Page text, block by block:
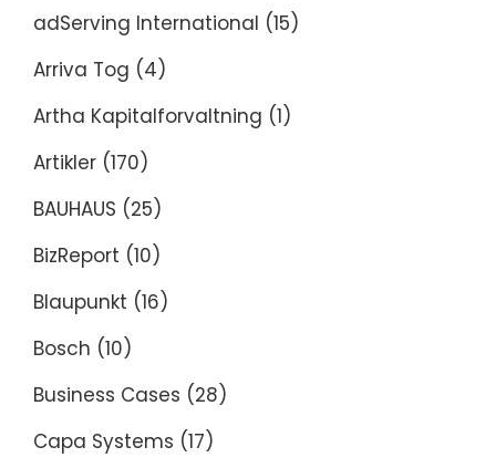
adServing International (15)
Arriva Tog (4)
Artha Kapitalforvaltning (1)
Artikler (170)
BAUHAUS (25)
BizReport (10)
Blaupunkt (16)
Bosch (10)
Business Cases (28)
Capa Systems (17)